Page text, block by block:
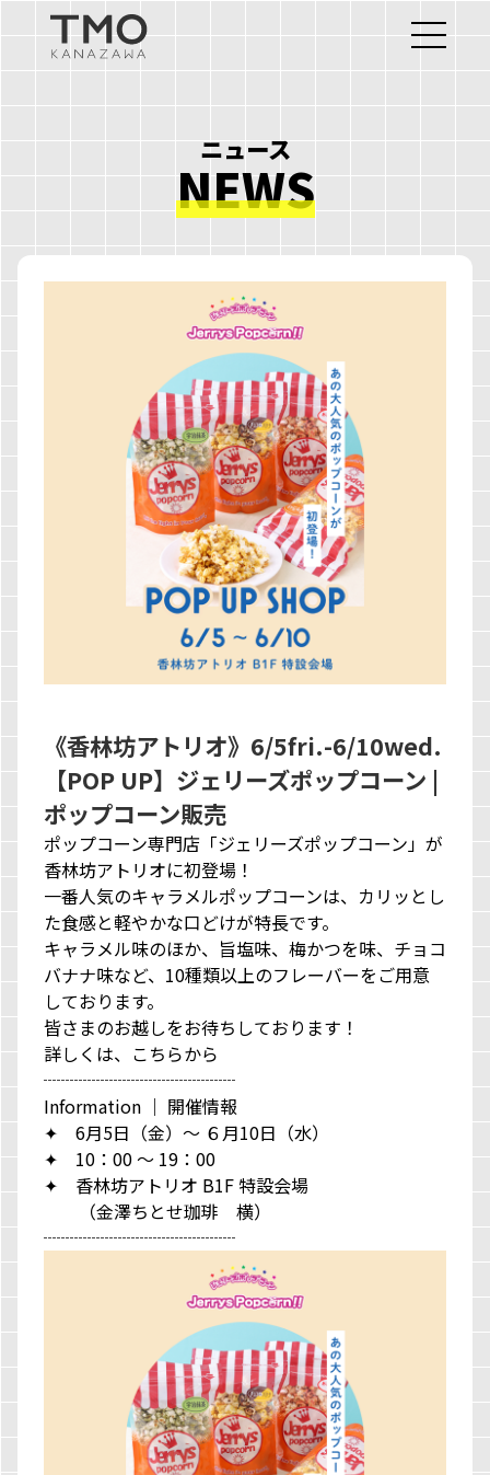
ニュース
NEWS
《香林坊アトリオ》6/5fri.-6/10wed.
【POP UP】ジェリーズポップコーン |
ポップコーン販売
ポップコーン専門店「ジェリーズポップコーン」が
香林坊アトリオに初登場！
一番人気のキャラメルポップコーンは、カリッとし
た食感と軽やかな口どけが特長です。
キャラメル味のほか、旨塩味、梅かつを味、チョコ
バナナ味など、10種類以上のフレーバーをご用意
しております。
皆さまのお越しをお待ちしております！
詳しくは、 こちらから
┈┈┈┈┈┈┈┈┈┈┈
Information ｜ 開催情報
✦ 6月5日（金）～ ６月10日（水）
✦ 10：00 ～ 19：00
✦ 香林坊アトリオ B1F 特設会場
（金澤ちとせ珈琲 横）
┈┈┈┈┈┈┈┈┈┈┈